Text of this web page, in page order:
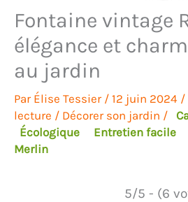
Fontaine vintage
élégance et
au jardin
Par Élise Tessier / 12 juin 2024 /
lecture / Décorer son jardin /
Écologique
Entretien facile
Merlin
5/5 - (6